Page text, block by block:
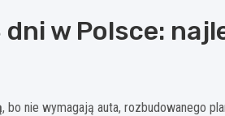
w Polsce:
, bo nie wymagają auta, rozbudowanego